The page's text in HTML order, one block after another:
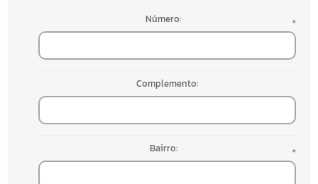
Número: *
Complemento:
Bairro: *